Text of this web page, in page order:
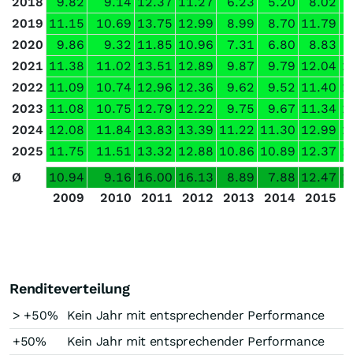
2019 11.15 10.69 13.75 12.99 8.99 8.70 11.79
2020
9.86 9.32 11.85 10.96 7.31 6.80 8.83
2021 11.38 11.02 13.51 12.89 9.87 9.79 12.04
2022 11.09 10.74 12.96 12.36 9.62 9.52 11.40
2023 11.08 10.75 12.79 12.22 9.75 9.67 11.34
2024 12.08 11.84 13.83 13.39 11.22 11.30 12.99
2025 11.75 11.51 13.32 12.88 10.86 10.89 12.37
Ø
10.94 9.16 16.00 16.13 8.89 7.88 12.47
2009
2010 2011 2012 2013 2014 2015
Renditeverteilung
> +50%
Kein Jahr mit entsprechender Performance
+50%
Kein Jahr mit entsprechender Performance